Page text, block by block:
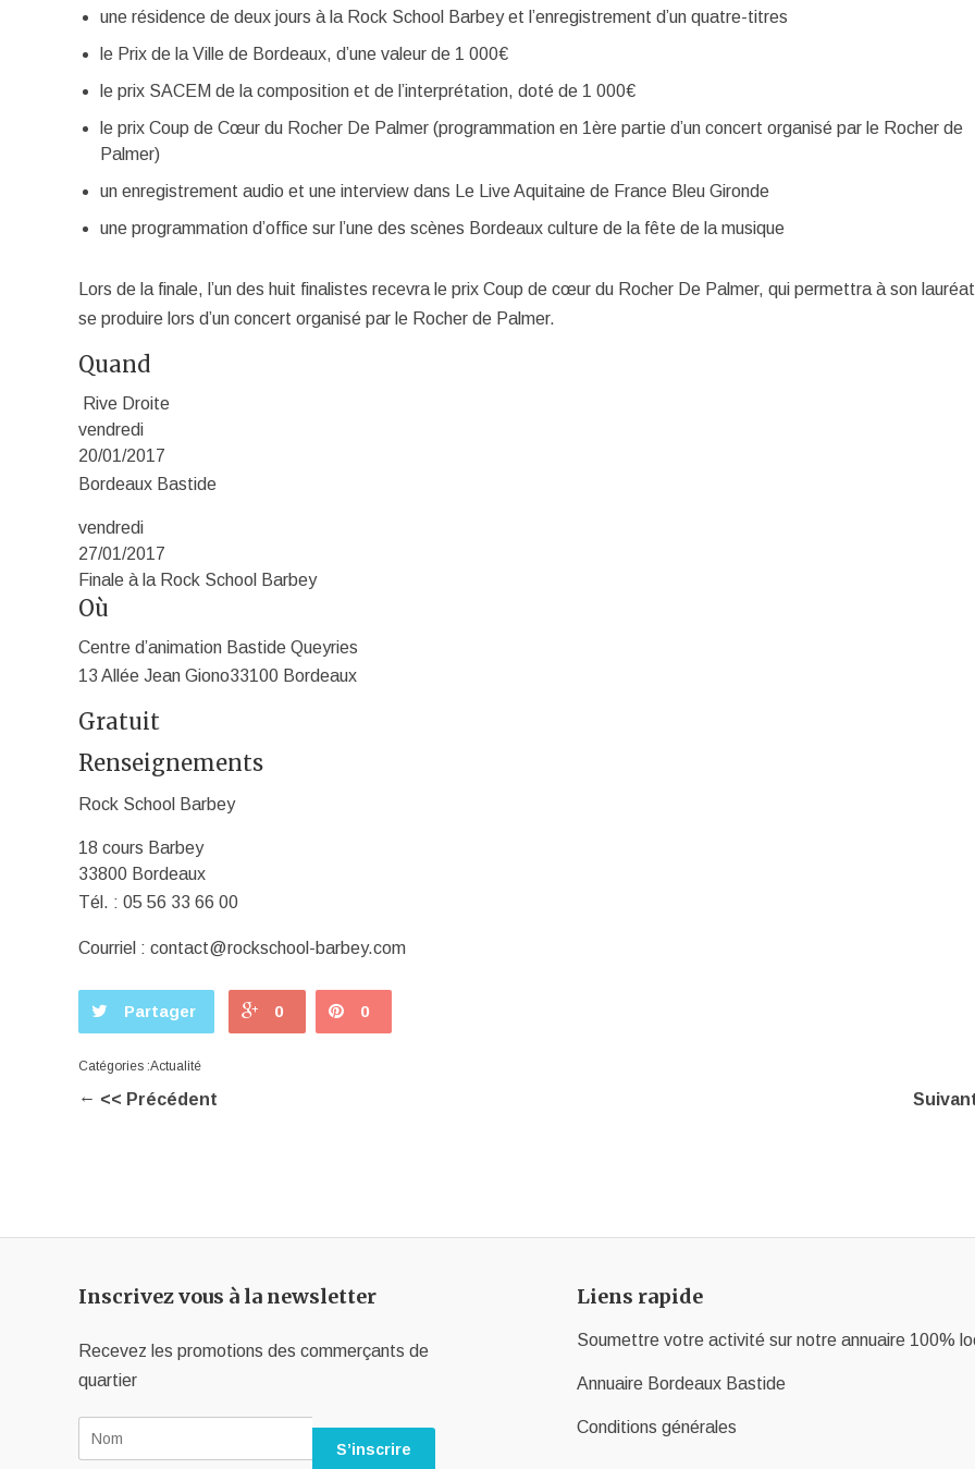
une résidence de deux jours à la Rock School Barbey et l’enregistrement d’un quatre-titres
le Prix de la Ville de Bordeaux, d’une valeur de 1 000€
le prix SACEM de la composition et de l’interprétation, doté de 1 000€
le prix Coup de Cœur du Rocher De Palmer (programmation en 1ère partie d’un concert organisé par le Rocher de
Palmer)
un enregistrement audio et une interview dans Le Live Aquitaine de France Bleu Gironde
une programmation d’office sur l’une des scènes Bordeaux culture de la fête de la musique
Lors de la finale, l’un des huit finalistes recevra le prix Coup de cœur du Rocher De Palmer, qui permettra à son
se produire lors d’un concert organisé par le Rocher de Palmer.
Quand
Rive Droite
vendredi
20/01/2017
Bordeaux Bastide
vendredi
27/01/2017
Finale à la Rock School Barbey
Où
Centre d’animation Bastide Queyries
13 Allée Jean Giono33100 Bordeaux
Gratuit
Renseignements
Rock School Barbey
18 cours Barbey
33800 Bordeaux
Tél. : 05 56 33 66 00
Courriel : contact@rockschool-barbey.com
Partager 0 0
Catégories :Actualité
← << Précédent
Inscrivez vous à la newsletter
Recevez les promotions des commerçants de
quartier
Liens rapide
Soumettre votre activité sur notre annuaire 100%
Annuaire Bordeaux Bastide
Conditions générales